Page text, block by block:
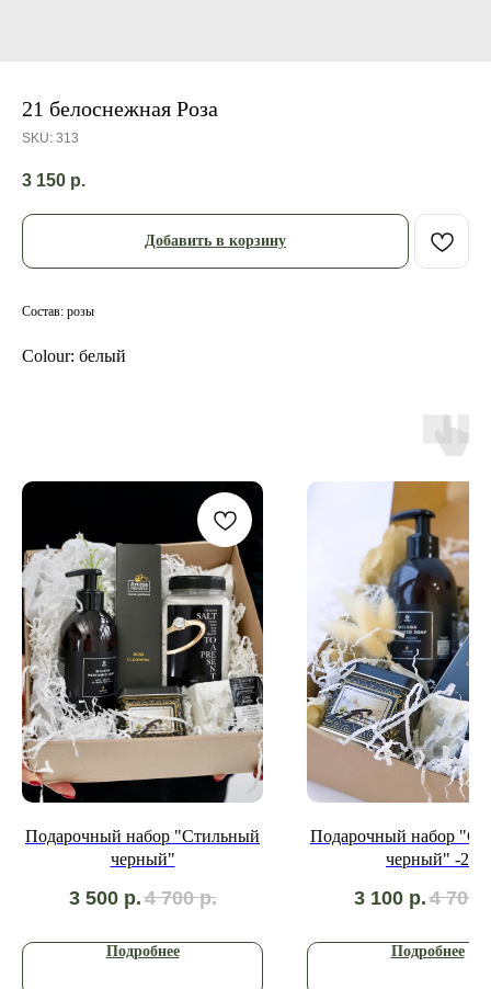
21 белоснежная Роза
SKU: 313
3 150 р.
Добавить в корзину
Состав: розы
Colour: белый
Подарочный набор "Стильный
черный"
3 500 р.4 700 р.
Подробнее
Подарочный набор
черный" -2
3 100 р.4 700
Подробнее